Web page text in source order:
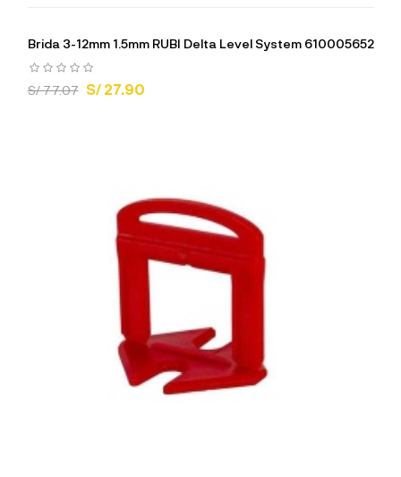
Brida 3-12mm 1.5mm RUBI Delta Level System 610005652
S/ 77.07 S/ 27.90